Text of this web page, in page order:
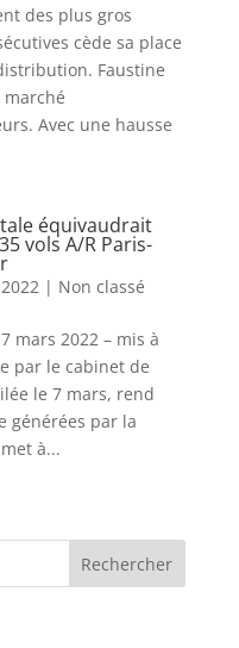
des plus gros
cède sa place
Faustine
marché
Avec une hausse
équivaudrait
vols A/R Paris-
| Non classé
mars 2022 – mis à
par le cabinet de
le 7 mars, rend
générées par la
à...